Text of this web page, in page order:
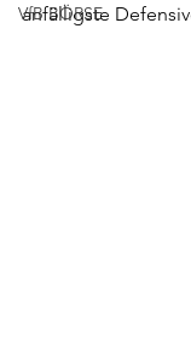
VfB BÖRSE
anfälligste